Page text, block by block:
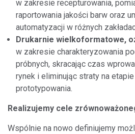
w zakresie recepturowania,
raportowania jakości barw oraz
automatyzacji w różnych
Drukarnie wielkoformatowe,
w zakresie charakteryzowania
próbnych, skracając czas
rynek i eliminując straty na
prototypowania.
Realizujemy cele
Wspólnie na nowo definiujemy